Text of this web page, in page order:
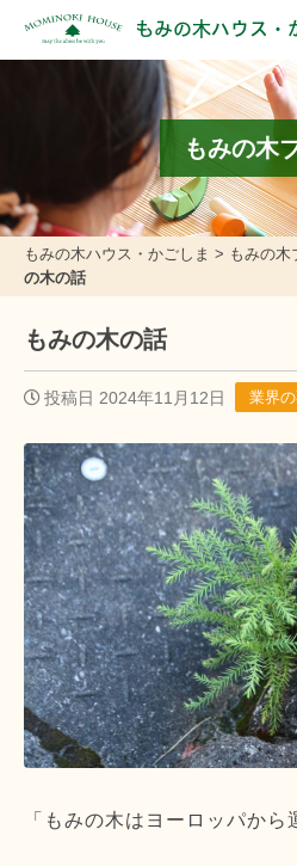
もみの木ハウス・
もみの木
もみの木ハウス・かごしま > もみの木
の木の話
もみの木の話
投稿日 2024年11月12日 業界
「もみの木はヨーロッパから